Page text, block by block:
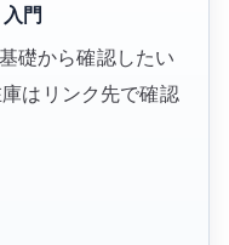
門
礎から確認したい
はリンク先で確認